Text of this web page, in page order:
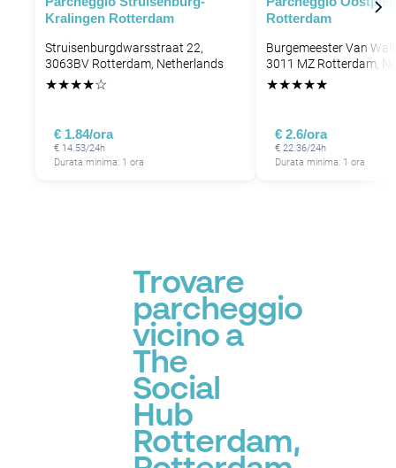
P
Kralingen Rotterdam
Struisenburgdwarsstraat 22,
3063BV Rotterdam, Netherlands
★★★★☆
€ 1.84/ora
€ 14.53/24h
Durata minima: 1 ora
Rotterdam
Burgemeester Van
3011 MZ Rotterdam,
★★★★★
€ 2.6/ora
€ 22.36/24h
Durata minima: 1 ora
Trovare
parcheggio
vicino a
The
Social
Hub
Rotterdam,